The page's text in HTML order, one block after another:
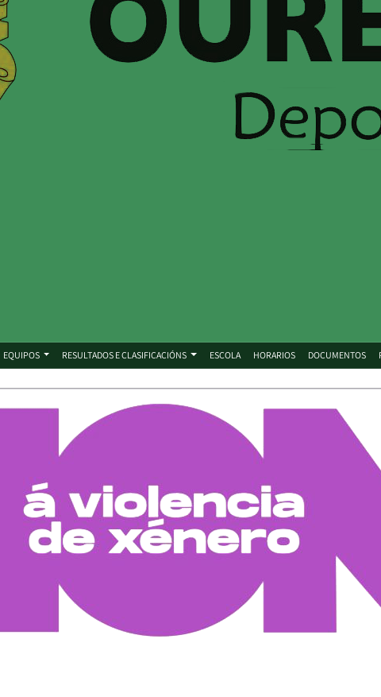
EQUIPOS RESULTADOS E CLASIFICACIÓNS ESCOLA HORARIOS DOCUMENTOS